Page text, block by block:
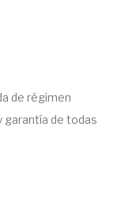
de régimen
garantía de todas